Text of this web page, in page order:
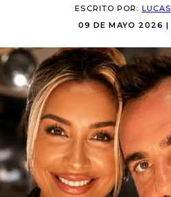
ESCRITO POR:
09 DE MAYO 2026 |